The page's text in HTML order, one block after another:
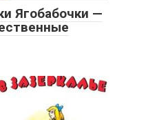
Ягобабочки —